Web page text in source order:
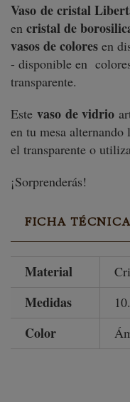
Vaso de cristal
en cristal de
vasos de colores en
- disponible en
transparente.
Este vaso de vidrio
en tu mesa alternando
el transparente o
¡Sorprenderás!
FICHA TÉCNICA
Material
Medidas
Color